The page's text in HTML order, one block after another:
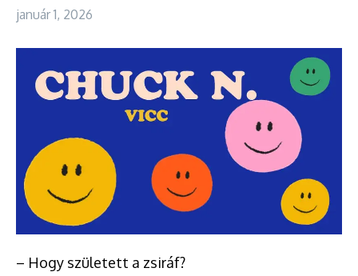
január 1, 2026
– Hogy született a zsiráf?